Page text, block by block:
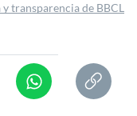
y transparencia de BBCL